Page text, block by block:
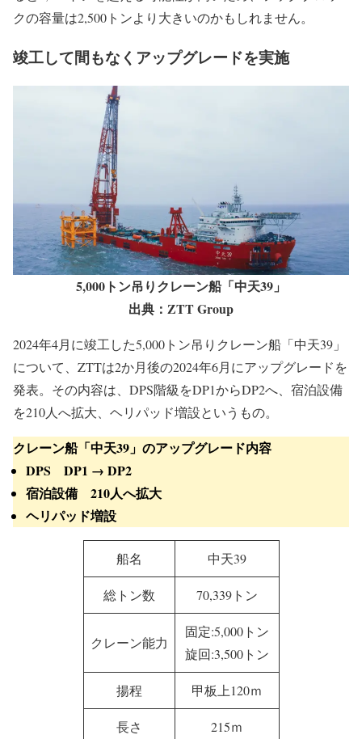
クの容量は2,500トンより大きいのかもしれません。
竣工して間もなくアップグレードを実施
5,000トン吊りクレーン船「中天39」
出典：ZTT Group
2024年4月に竣工した5,000トン吊りクレーン船「中天39」
について、ZTTは2か月後の2024年6月にアップグレードを
発表。その内容は、DPS階級をDP1からDP2へ、宿泊設備
を210人へ拡大、ヘリパッド増設というもの。
クレーン船「中天39」のアップグレード内容
DPS DP1 → DP2
宿泊設備 210人へ拡大
ヘリパッド増設
船名 中天39
総トン数 70,339トン
クレーン能力
固定:5,000トン
旋回:3,500トン
揚程 甲板上120ｍ
長さ 215ｍ